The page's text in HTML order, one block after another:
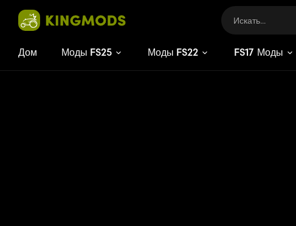
Дом Моды FS25 Моды FS22 FS
15
Моды